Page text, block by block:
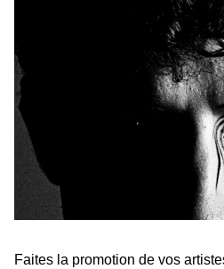
Faites la promotion de vos